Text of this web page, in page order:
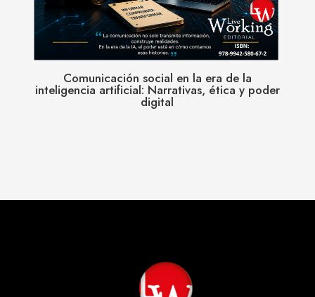
Comunicación social en la era de la
inteligencia artificial: Narrativas, ética y poder
digital